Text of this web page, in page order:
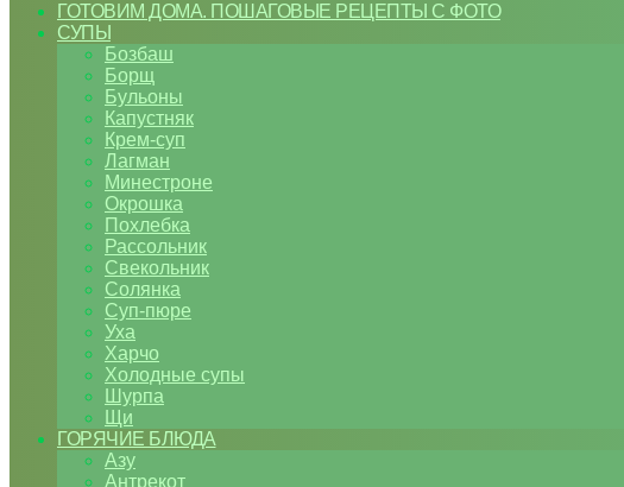
ГОТОВИМ ДОМА. ПОШАГОВЫЕ РЕЦЕПТЫ С ФОТО
СУПЫ
Бозбаш
Борщ
Бульоны
Капустняк
Крем-суп
Лагман
Минестроне
Окрошка
Похлебка
Рассольник
Свекольник
Солянка
Суп-пюре
Уха
Харчо
Холодные супы
Шурпа
Щи
ГОРЯЧИЕ БЛЮДА
Азу
Антрекот